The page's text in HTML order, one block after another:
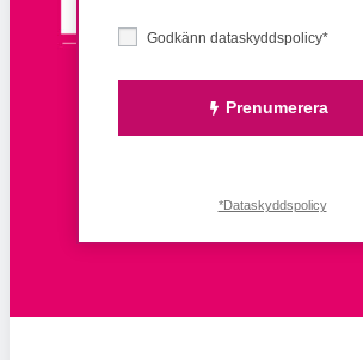
Godkänn dataskyddspolicy*
Prenumerera
*Dataskyddspolicy